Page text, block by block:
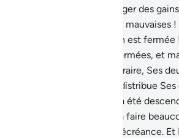
mensongers et de manger des
leurs actions sont donc mauvaises !
disent : "La main d’Allah est
propres mains soient fermées, et
pour l’avoir dit. Au contraire, Ses
largement ouvertes, Il distribue
veut. Et certes, ce qui a été
part de ton Seigneur va faire
eux la rébellion et la mécréance. Et